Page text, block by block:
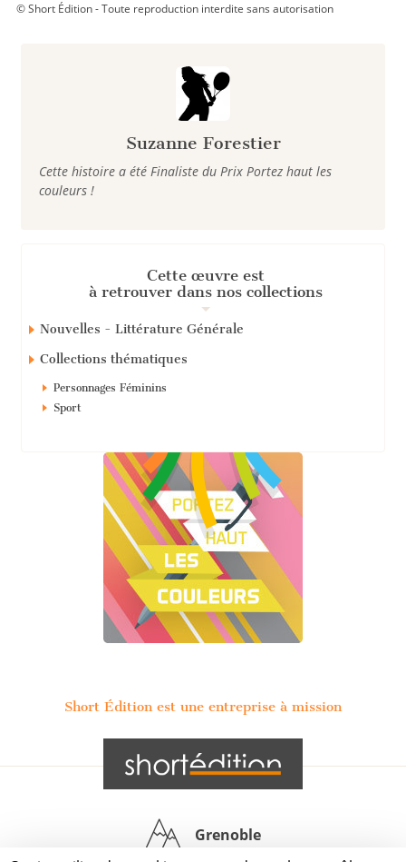
Suzanne Forestier
Cette histoire a été Finaliste du Prix Portez haut les
couleurs !
Cette œuvre est
à retrouver dans nos collections
Nouvelles - Littérature Générale
Collections thématiques
Personnages Féminins
Sport
© Short Édition - Toute reproduction interdite sans autorisation
Short Édition est une entreprise à mission
Grenoble